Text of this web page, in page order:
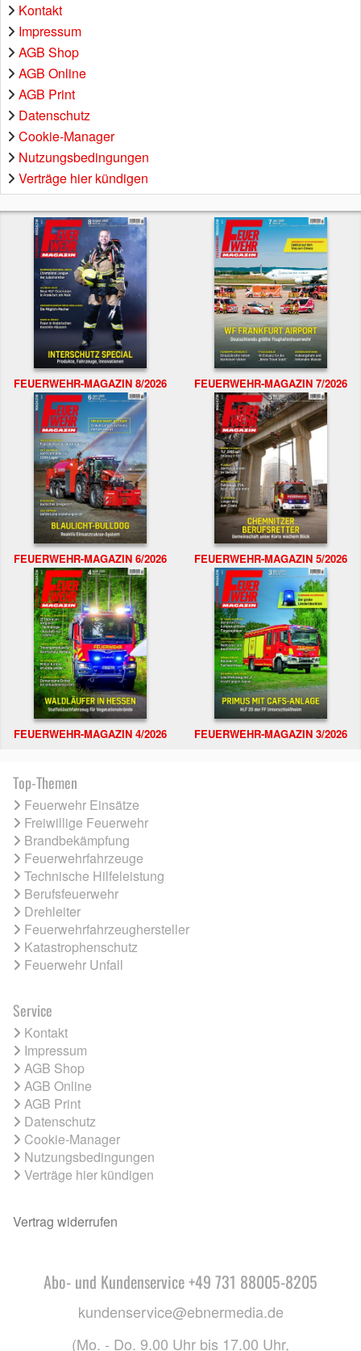
Kontakt
Impressum
AGB Shop
AGB Online
AGB Print
Datenschutz
Cookie-Manager
Nutzungsbedingungen
Verträge hier kündigen
FEUERWEHR-MAGAZIN 8/2026 FEUERWEHR-MAGAZIN 7/2026
FEUERWEHR-MAGAZIN 6/2026 FEUERWEHR-MAGAZIN 5/2026
FEUERWEHR-MAGAZIN 4/2026 FEUERWEHR-MAGAZIN 3/2026
Top-Themen
Feuerwehr Einsätze
Freiwillige Feuerwehr
Brandbekämpfung
Feuerwehrfahrzeuge
Technische Hilfeleistung
Berufsfeuerwehr
Drehleiter
Feuerwehrfahrzeughersteller
Katastrophenschutz
Feuerwehr Unfall
Service
Kontakt
Impressum
AGB Shop
AGB Online
AGB Print
Datenschutz
Cookie-Manager
Nutzungsbedingungen
Verträge hier kündigen
Vertrag widerrufen
Abo- und Kundenservice +49 731 88005-8205
kundenservice@ebnermedia.de
(Mo. - Do. 9.00 Uhr bis 17.00 Uhr,